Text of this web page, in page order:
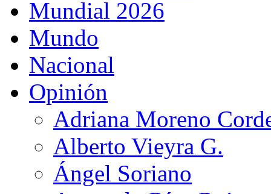
Mundial 2026
Mundo
Nacional
Opinión
Adriana Moreno
Alberto Vieyra G.
Ángel Soriano